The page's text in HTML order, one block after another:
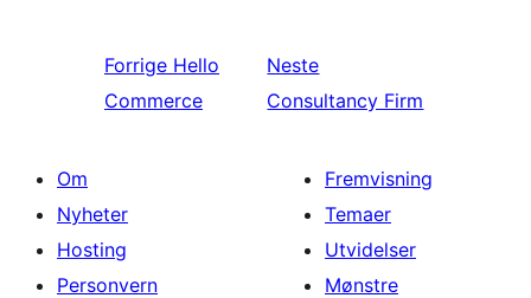
Forrige Hello
Commerce
Neste
Consultancy Firm
Om
Nyheter
Hosting
Personvern
Fremvisning
Temaer
Utvidelser
Mønstre